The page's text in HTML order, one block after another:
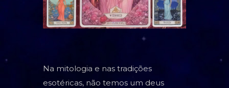
TAROT
Na mitologia e nas tradições
esotéricas, não temos um deus